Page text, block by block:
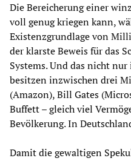
Die Bereicherung einer
voll genug kriegen kann,
Existenzgrundlage von
der klarste Beweis für das
Systems. Und das nicht
besitzen inzwischen drei
(Amazon), Bill Gates
Buffett – gleich viel
Bevölkerung. In
Damit die gewaltigen